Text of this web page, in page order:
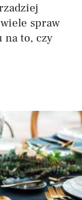
spraw
na to, czy